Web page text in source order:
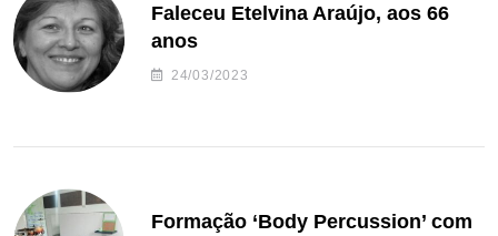
Faleceu Etelvina Araújo, aos 66
anos
24/03/2023
Formação ‘Body Percussion’ com